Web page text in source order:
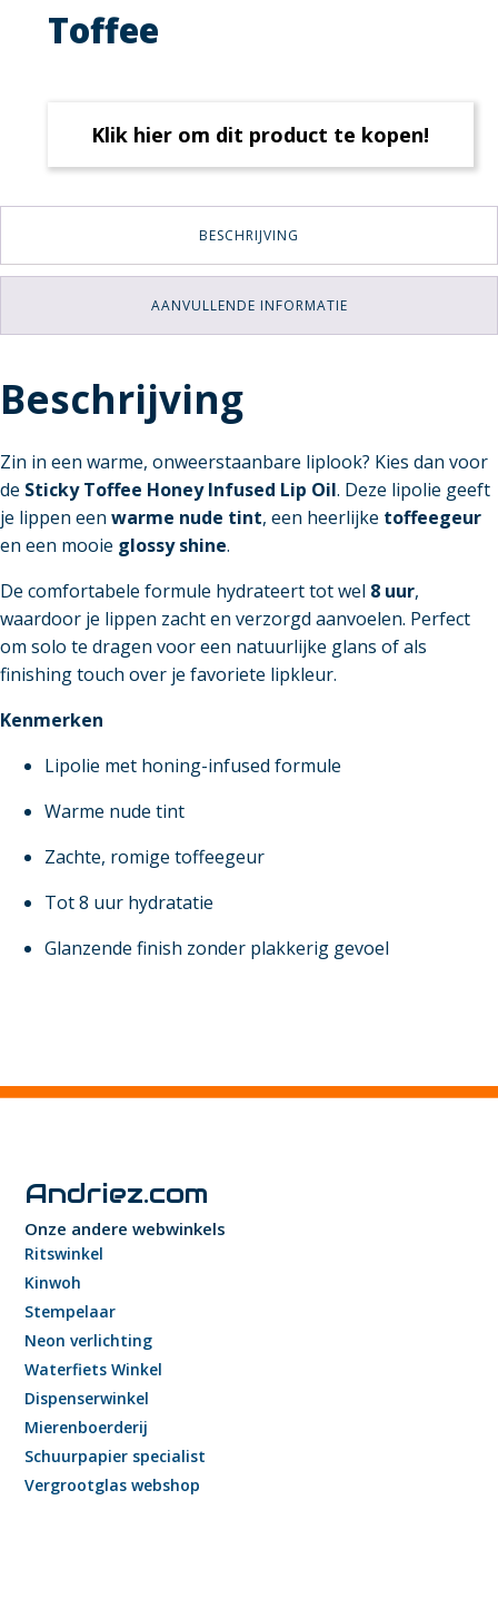
Toffee
Klik hier om dit product te kopen!
BESCHRIJVING
AANVULLENDE INFORMATIE
Beschrijving
Zin in een warme, onweerstaanbare liplook? Kies dan voor
de Sticky Toffee Honey Infused Lip Oil. Deze lipolie geeft
je lippen een warme nude tint, een heerlijke toffeegeur
en een mooie glossy shine.
De comfortabele formule hydrateert tot wel 8 uur,
waardoor je lippen zacht en verzorgd aanvoelen. Perfect
om solo te dragen voor een natuurlijke glans of als
finishing touch over je favoriete lipkleur.
Kenmerken
Lipolie met honing-infused formule
Warme nude tint
Zachte, romige toffeegeur
Tot 8 uur hydratatie
Glanzende finish zonder plakkerig gevoel
Andriez.com
Onze andere webwinkels
Ritswinkel
Kinwoh
Stempelaar
Neon verlichting
Waterfiets Winkel
Dispenserwinkel
Mierenboerderij
Schuurpapier specialist
Vergrootglas webshop